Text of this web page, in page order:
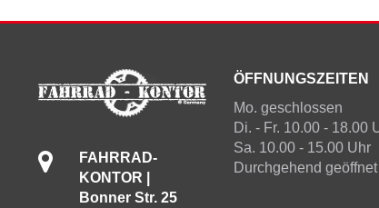
FAHRRAD-
KONTOR |
Bonner Str. 25
ÖFFNUNGSZEITEN
Mo. geschlossen
Di. - Fr. 10.00 - 18.00
Sa. 10.00 - 15.00 Uhr
Durchgehend geöffnet